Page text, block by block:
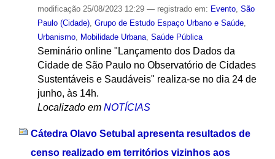
modificação25/08/2023 12:29 — registrado em: Evento, São
Paulo (Cidade), Grupo de Estudo Espaço Urbano e Saúde,
Urbanismo, Mobilidade Urbana, Saúde Pública
Seminário online "Lançamento dos Dados da
Cidade de São Paulo no Observatório de Cidades
Sustentáveis e Saudáveis" realiza-se no dia 24 de
junho, às 14h.
Localizado em NOTÍCIAS
Cátedra Olavo Setubal apresenta resultados de
censo realizado em territórios vizinhos aos